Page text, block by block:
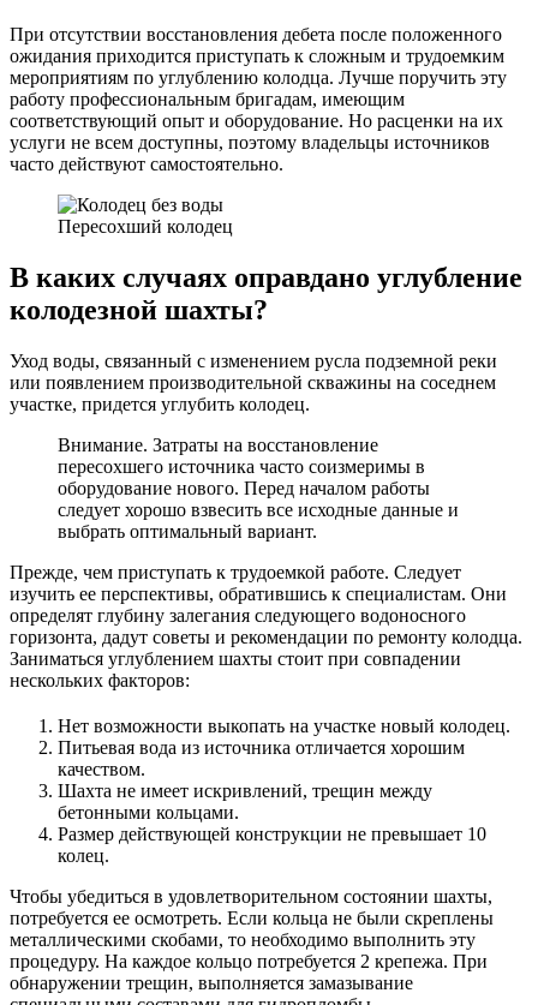
При отсутствии восстановления дебета после положенного
ожидания приходится приступать к сложным и трудоемким
мероприятиям по углублению колодца. Лучше поручить эту
работу профессиональным бригадам, имеющим
соответствующий опыт и оборудование. Но расценки на их
услуги не всем доступны, поэтому владельцы источников
часто действуют самостоятельно.
Пересохший колодец
В каких случаях оправдано углубление
колодезной шахты?
Уход воды, связанный с изменением русла подземной реки
или появлением производительной скважины на соседнем
участке, придется углубить колодец.
Внимание. Затраты на восстановление
пересохшего источника часто соизмеримы в
оборудование нового. Перед началом работы
следует хорошо взвесить все исходные данные и
выбрать оптимальный вариант.
Прежде, чем приступать к трудоемкой работе. Следует
изучить ее перспективы, обратившись к специалистам. Они
определят глубину залегания следующего водоносного
горизонта, дадут советы и рекомендации по ремонту колодца.
Заниматься углублением шахты стоит при совпадении
нескольких факторов:
Нет возможности выкопать на участке новый колодец.
Питьевая вода из источника отличается хорошим
качеством.
Шахта не имеет искривлений, трещин между
бетонными кольцами.
Размер действующей конструкции не превышает 10
колец.
Чтобы убедиться в удовлетворительном состоянии шахты,
потребуется ее осмотреть. Если кольца не были скреплены
металлическими скобами, то необходимо выполнить эту
процедуру. На каждое кольцо потребуется 2 крепежа. При
обнаружении трещин, выполняется замазывание